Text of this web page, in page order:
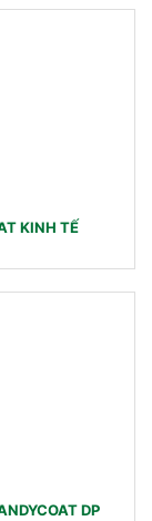
KINH TẾ
DP